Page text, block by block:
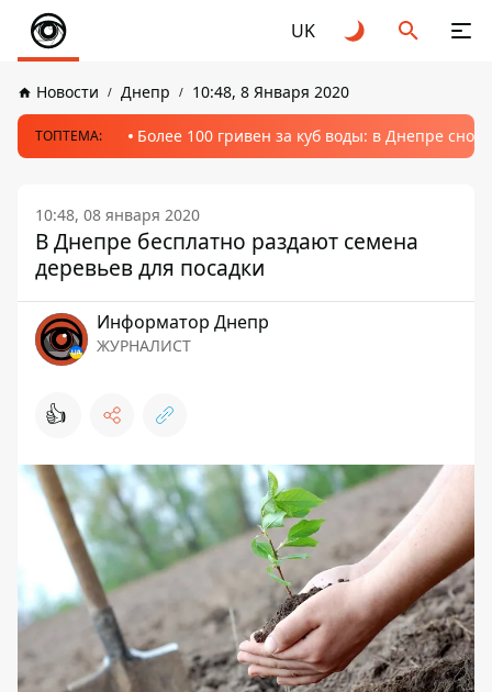
UK
Новости Днепр 10:48, 8 Января 2020
ТОПТЕМА: Более 100 гривен за куб воды: в Днепре
10:48, 08 января 2020
В Днепре бесплатно раздают семена
деревьев для посадки
Информатор Днепр
ЖУРНАЛИСТ
👍